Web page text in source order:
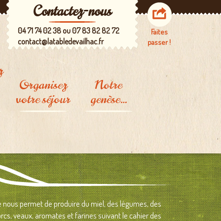
Organisez
votre séjour
Notre
genèse…
culture
permanente
Les esquisses du
projet
Contactez-nous
04 71 74 02 38 ou 07 83 82 82 72
contact@latabledevailhac.fr
Faites
passer !
nous permet deproduire du miel,des légumes,des
veaux, aromates et farines suivant le cahier des